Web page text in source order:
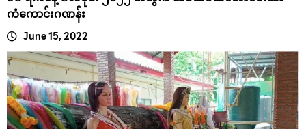
ကံကောင်းဂဏန်း
June 15, 2022